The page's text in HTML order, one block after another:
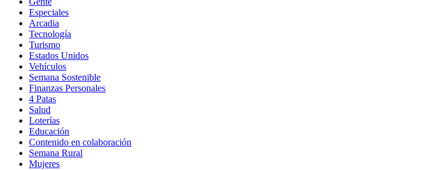
Especiales
Arcadia
Tecnología
Turismo
Estados Unidos
Vehículos
Semana Sostenible
Finanzas Personales
4 Patas
Salud
Loterías
Educación
Contenido en colaboración
Semana Rural
Mujeres